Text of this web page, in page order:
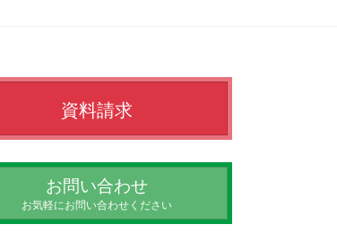
資料請求
お問い合わせ
お気軽にお問い合わせください